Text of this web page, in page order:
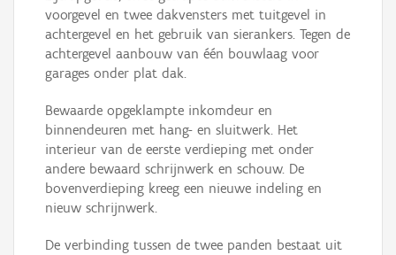
voorgevel en twee dakvensters met tuitgevel in
achtergevel en het gebruik van sierankers. Tegen de
achtergevel aanbouw van één bouwlaag voor
garages onder plat dak.
Bewaarde opgeklampte inkomdeur en
binnendeuren met hang- en sluitwerk. Het
interieur van de eerste verdieping met onder
andere bewaard schrijnwerk en schouw. De
bovenverdieping kreeg een nieuwe indeling en
nieuw schrijnwerk.
De verbinding tussen de twee panden bestaat uit